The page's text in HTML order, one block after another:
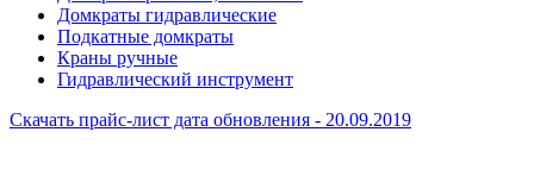
Домкраты гидравлические
Подкатные домкраты
Краны ручные
Гидравлический инструмент
Скачать прайс-лист дата обновления - 20.09.2019